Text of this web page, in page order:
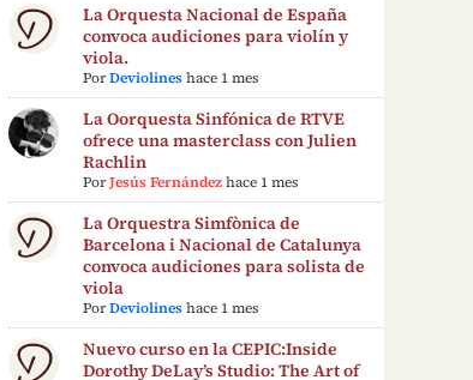
La Orquesta Nacional de España
convoca audiciones para violín y
viola.
PorDeviolines hace 1 mes
La Oorquesta Sinfónica de RTVE
ofrece una masterclass con Julien
Rachlin
PorJesús Fernández hace 1 mes
La Orquestra Simfònica de
Barcelona i Nacional de Catalunya
convoca audiciones para solista de
viola
PorDeviolines hace 1 mes
Nuevo curso en la CEPIC:Inside
Dorothy DeLay’s Studio: The Art of